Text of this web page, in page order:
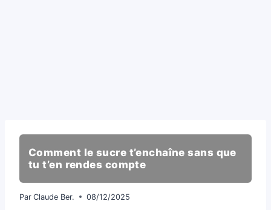
Comment le sucre t’enchaîne sans que
tu t’en rendes compte
Par Claude Ber. 08/12/2025